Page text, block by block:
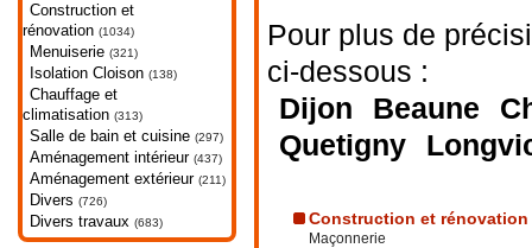
Construction et
rénovation (1034)
Menuiserie (321)
Isolation Cloison (138)
Chauffage et
climatisation (313)
Salle de bain et cuisine (297)
Aménagement intérieur (437)
Aménagement extérieur (211)
Divers (726)
Divers travaux (683)
Pour plus de
ci-dessous :
Dijon
Beaune
Quetigny
Construction et rénovation
Maçonnerie